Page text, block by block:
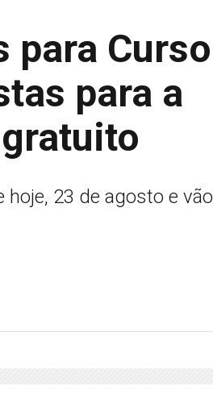
para Curso
para a
23 de agosto e